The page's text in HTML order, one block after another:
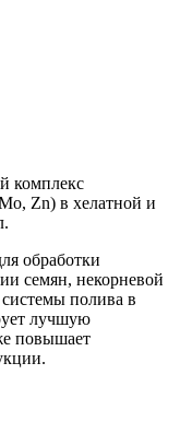
комплекс
Zn) в хелатной и
обработки
семян, некорневой
полива в
лучшую
повышает